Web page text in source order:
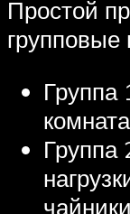
Простой
групповые
Группа
Группа